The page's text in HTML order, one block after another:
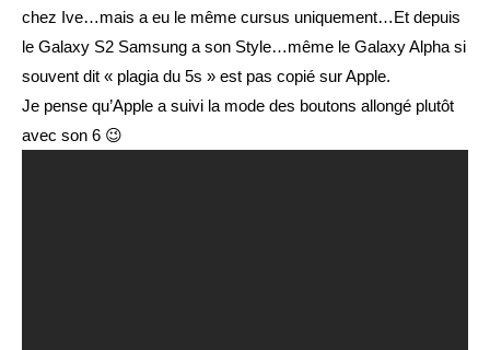
chez Ive…mais a eu le même cursus uniquement…Et depuis
le Galaxy S2 Samsung a son Style…même le Galaxy Alpha si
souvent dit « plagia du 5s » est pas copié sur Apple.
Je pense qu’Apple a suivi la mode des boutons allongé plutôt
avec son 6 😉